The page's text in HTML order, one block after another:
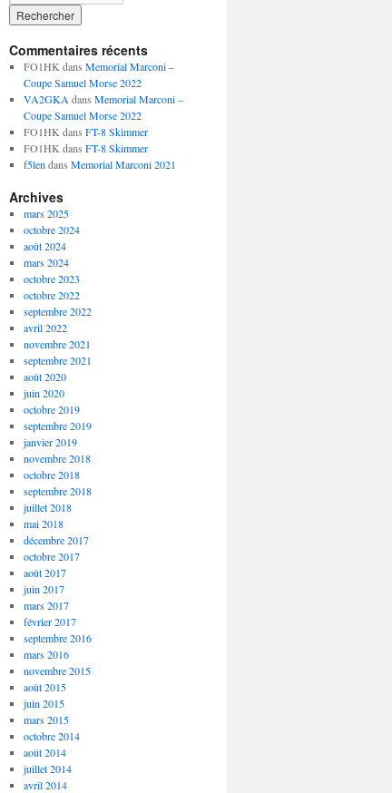
Commentaires récents
FO1HK dans Memorial Marconi –
Coupe Samuel Morse 2022
VA2GKA dans Memorial Marconi –
Coupe Samuel Morse 2022
FO1HK dans FT-8 Skimmer
FO1HK dans FT-8 Skimmer
f5len dans Memorial Marconi 2021
Archives
mars 2025
octobre 2024
août 2024
mars 2024
octobre 2023
octobre 2022
septembre 2022
avril 2022
novembre 2021
septembre 2021
août 2020
juin 2020
octobre 2019
septembre 2019
janvier 2019
novembre 2018
octobre 2018
septembre 2018
juillet 2018
mai 2018
décembre 2017
octobre 2017
août 2017
juin 2017
mars 2017
février 2017
septembre 2016
mars 2016
novembre 2015
août 2015
juin 2015
mars 2015
octobre 2014
août 2014
juillet 2014
avril 2014